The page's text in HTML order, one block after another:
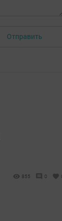
Отправить
855 0